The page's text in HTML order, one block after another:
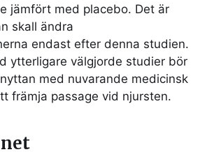
jämfört med placebo. Det är
skall ändra
endast efter denna studien.
ytterligare välgjorde studier bör
med nuvarande medicinsk
främja passage vid njursten.